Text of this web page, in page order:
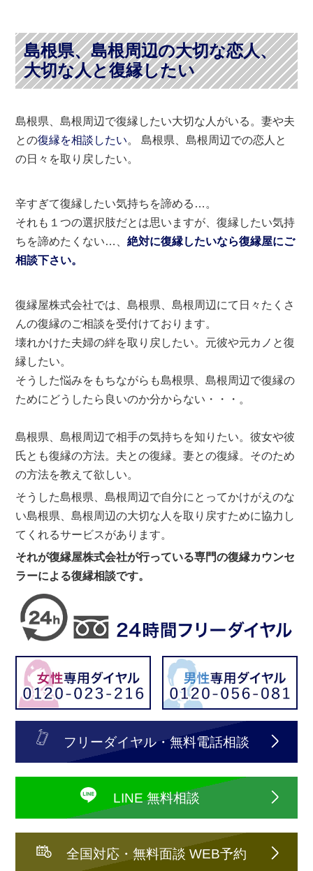
島根県、島根周辺の大切な恋人、
大切な人と復縁したい
島根県、島根周辺で復縁したい大切な人がいる。妻や夫
との復縁を相談したい。 島根県、島根周辺での恋人と
の日々を取り戻したい。
辛すぎて復縁したい気持ちを諦める…。
それも１つの選択肢だとは思いますが、復縁したい気持
ちを諦めたくない…、絶対に復縁したいなら復縁屋にご
相談下さい。
復縁屋株式会社では、島根県、島根周辺にて日々たくさ
んの復縁のご相談を受付けております。
壊れかけた夫婦の絆を取り戻したい。元彼や元カノと復
縁したい。
そうした悩みをもちながらも島根県、島根周辺で復縁の
ためにどうしたら良いのか分からない・・・。
島根県、島根周辺で相手の気持ちを知りたい。彼女や彼
氏とも復縁の方法。夫との復縁。妻との復縁。そのため
の方法を教えて欲しい。
そうした島根県、島根周辺で自分にとってかけがえのな
い島根県、島根周辺の大切な人を取り戻すために協力し
てくれるサービスがあります。
それが復縁屋株式会社が行っている専門の復縁カウンセ
ラーによる復縁相談です。
フリーダイヤル・無料電話相談
LINE 無料相談
全国対応・無料面談 WEB予約